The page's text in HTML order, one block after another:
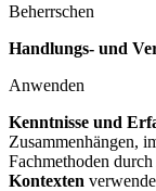
Beherrschen
Handlungs- und
Anwenden
Kenntnisse und
Zusammenhängen,
Fachmethoden
Kontexten